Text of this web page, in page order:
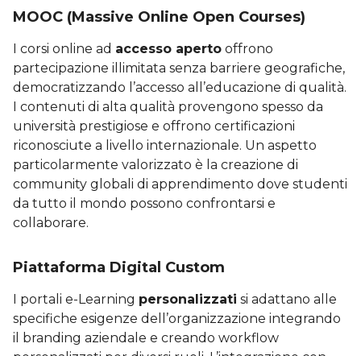
MOOC (Massive Online Open Courses)
I corsi online ad accesso aperto offrono
partecipazione illimitata senza barriere geografiche,
democratizzando l’accesso all’educazione di qualità.
I contenuti di alta qualità provengono spesso da
università prestigiose e offrono certificazioni
riconosciute a livello internazionale. Un aspetto
particolarmente valorizzato è la creazione di
community globali di apprendimento dove studenti
da tutto il mondo possono confrontarsi e
collaborare.
Piattaforma Digital Custom
I portali e-Learning personalizzati si adattano alle
specifiche esigenze dell’organizzazione integrando
il branding aziendale e creando workflow